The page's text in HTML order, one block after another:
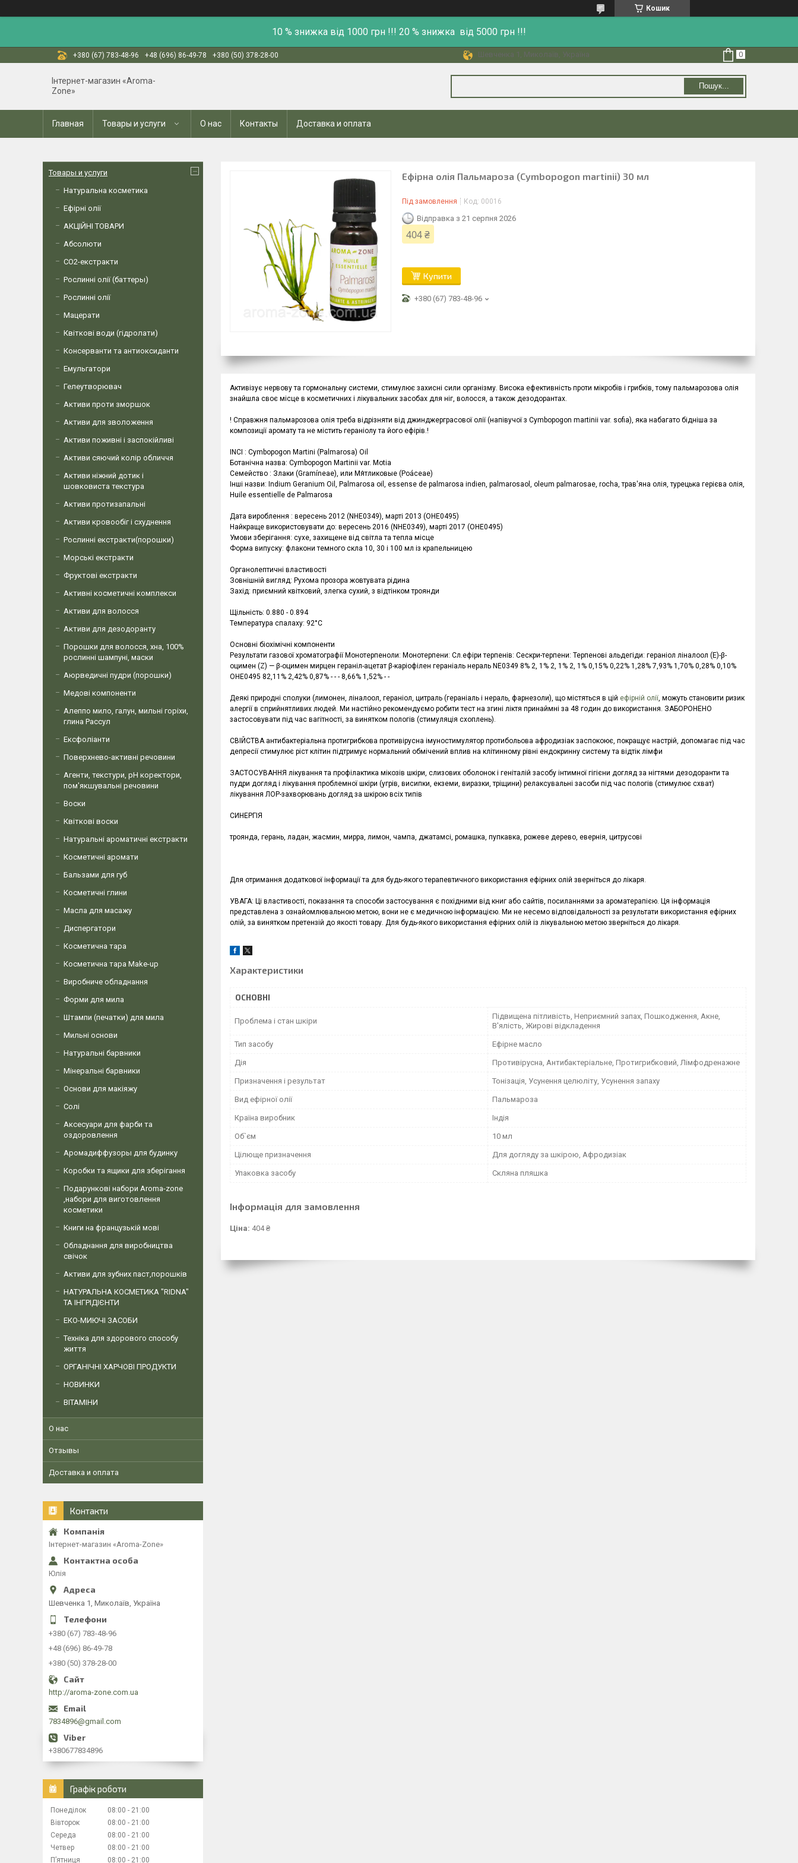
Кошик
10 % знижка від 1000 грн !!! 20 % знижка від 5000 грн !!!
+380 (67) 783-48-96 +48 (696) 86-49-78 +380 (50) 378-28-00 Шевченка 1, Миколаїв, Україна
Інтернет-магазин «Aroma-
Zone»
Пошук...
Главная Товары и услуги О нас Контакты Доставка и оплата
Ефірна олія Пальмароза (Cymbopogon martinii) 30 мл
Під замовлення Код: 00016
Відправка з 21 серпня 2026
404 ₴
Купити
+380 (67) 783-48-96
Активізує нервову та гормональну системи, стимулює захисні сили організму. Висока ефективність проти мікробів і грибків, тому пальмарозова олія
знайшла своє місце в косметичних і лікувальних засобах для ніг, волосся, а також дезодорантах.
! Справжня пальмарозова олія треба відрізняти від джинджерграсової олії (напівучої з Cymbopogon martinii var. sofia), яка набагато бідніша за
композиції аромату та не містить гераніолу та його ефірів.!
INCI : Cymbopogon Martini (Palmarosa) Oil
Ботанічна назва: Cymbopogon Martinii var. Motia
Семейство : Злаки (Gramíneae), или Мя́тликовые (Poáceae)
Інші назви: Indium Geranium Oil, Palmarosa oil, essense de palmarosa indien, palmarosaol, oleum palmarosae, rocha, трав'яна олія, турецька герієва олія,
Huile essentielle de Palmarosa
Дата вироблення : вересень 2012 (NHE0349), марті 2013 (OHE0495)
Найкраще використовувати до: вересень 2016 (NHE0349), марті 2017 (OHE0495)
Умови зберігання: сухе, захищене від світла та тепла місце
Форма випуску: флакони темного скла 10, 30 і 100 мл із крапельницею
Органолептичні властивості
Зовнішній вигляд: Рухома прозора жовтувата рідина
Захід: приємний квітковий, злегка сухий, з відтінком троянди
Щільність: 0.880 - 0.894
Температура спалаху: 92°C
Основні біохімічні компоненти
Результати газової хроматографії Монотерпеноли: Монотерпени: Сл.ефіри терпенів: Сескри-терпени: Терпенові альдегіди: гераніол ліналоол (E)-β-
оцимен (Z) — β-оцимен мирцен гераніл-ацетат β-каріофілен гераніаль нераль NE0349 8% 2, 1% 2, 1% 2, 1% 0,15% 0,22% 1,28% 7,93% 1,70% 0,28% 0,10%
OHE0495 82,11% 2,42% 0,87% - - - 8,66% 1,52% - -
Деякі природні сполуки (лимонен, ліналоол, гераніол, цитраль (гераніаль і нераль, фарнезоли), що містяться в цій ефірній олії, можуть становити ризик
алергії в сприйнятливих людей. Ми настійно рекомендуємо робити тест на згині ліктя принаймні за 48 годин до використання. ЗАБОРОНЕНО
застосовувати під час вагітності, за винятком пологів (стимуляція схоплень).
СВІЙСТВА антибактеріальна протигрибкова противірусна імуностимулятор протибольова афродизіак заспокоює, покращує настрій, допомагає під час
депресії стимулює ріст клітин підтримує нормальний обмічений вплив на клітинному рівні ендокринну систему та відтік лімфи
ЗАСТОСУВАННЯ лікування та профілактика мікозів шкіри, слизових оболонок і геніталій засобу інтимної гігієни догляд за нігтями дезодоранти та
пудри догляд і лікування проблемної шкіри (угрів, висипки, екземи, виразки, тріщини) релаксувальні засоби під час пологів (стимулює схват)
лікування ЛОР-захворювань догляд за шкірою всіх типів
СИНЕРГІЯ
троянда, герань, ладан, жасмин, мирра, лимон, чампа, джатамсі, ромашка, пупкавка, рожеве дерево, евернія, цитрусові
Для отримання додаткової інформації та для будь-якого терапевтичного використання ефірних олій зверніться до лікаря.
УВАГА: Ці властивості, показання та способи застосування є похідними від книг або сайтів, посиланнями за ароматерапією. Ця інформація
представлена з ознайомлювальною метою, вони не є медичною інформацією. Ми не несемо відповідальності за результати використання ефірних
олій, за винятком претензій до якості товару. Для будь-якого використання ефірних олій із лікувальною метою зверніться до лікаря.
Характеристики
ОСНОВНІ
Проблема і стан шкіри
Підвищена пітливість, Неприємний запах, Пошкодження, Акне,
В'ялість, Жирові відкладення
Тип засобу Ефірне масло
Дія Противірусна, Антибактеріальне, Протигрибковий, Лімфодренажне
Призначення і результат Тонізація, Усунення целюліту, Усунення запаху
Вид ефірної олії Пальмароза
Країна виробник Індія
Об`єм 10 мл
Цілюще призначення Для догляду за шкірою, Афродизіак
Упаковка засобу Скляна пляшка
Інформація для замовлення
Ціна: 404 ₴
Товары и услуги
Натуральна косметика
Ефірні олії
АКЦІЙНІ ТОВАРИ
Абсолюти
СО2-екстракти
Рослинні олії (баттеры)
Рослинні олії
Мацерати
Квіткові води (гідролати)
Консерванти та антиоксиданти
Емульгатори
Гелеутворювач
Активи проти зморшок
Активи для зволоження
Активи поживні і заспокійливі
Активи сяючий колір обличчя
Активи ніжний дотик і
шовковиста текстура
Активи протизапальні
Активи кровообіг і схуднення
Рослинні екстракти(порошки)
Морські екстракти
Фруктові екстракти
Активні косметичні комплекси
Активи для волосся
Активи для дезодоранту
Порошки для волосся, хна, 100%
рослинні шампуні, маски
Аюрведичні пудри (порошки)
Медові компоненти
Алеппо мило, галун, мильні горіхи,
глина Рассул
Ексфоліанти
Поверхнево-активні речовини
Агенти, текстури, рН коректори,
пом'якшувальні речовини
Воски
Квіткові воски
Натуральні ароматичні екстракти
Косметичні аромати
Бальзами для губ
Косметичні глини
Масла для масажу
Диспергатори
Косметична тара
Косметична тара Make-up
Виробниче обладнання
Форми для мила
Штампи (печатки) для мила
Мильні основи
Натуральні барвники
Мінеральні барвники
Основи для макіяжу
Солі
Аксесуари для фарби та
оздоровлення
Аромадиффузоры для будинку
Коробки та ящики для зберігання
Подарункові набори Aroma-zone
,набори для виготовлення
косметики
Книги на французькій мові
Обладнання для виробництва
свічок
Активи для зубних паст,порошків
НАТУРАЛЬНА КОСМЕТИКА "RIDNA"
ТА ІНГРІДІЄНТИ
ЕКО-МИЮЧІ ЗАСОБИ
Техніка для здорового способу
життя
ОРГАНІЧНІ ХАРЧОВІ ПРОДУКТИ
НОВИНКИ
ВІТАМІНИ
О нас
Отзывы
Доставка и оплата
Контакти
Інтернет-магазин «Aroma-Zone»
Юлія
Шевченка 1, Миколаїв, Україна
+380 (67) 783-48-96
+48 (696) 86-49-78
+380 (50) 378-28-00
http://aroma-zone.com.ua
7834896@gmail.com
+380677834896
Графік роботи
Понеділок 08:00
21:00
Вівторок
08:00
21:00
Середа
08:00
21:00
Четвер
08:00
21:00
Пʼятниця
08:00 21:00